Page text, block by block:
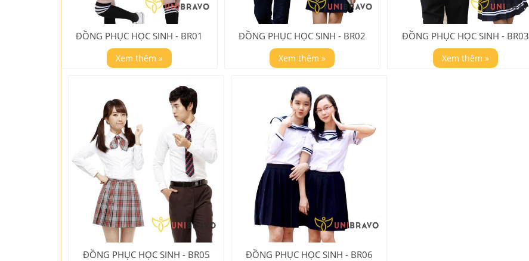
ĐỒNG PHỤC HỌC SINH - BR01
Xem thêm »
ĐỒNG PHỤC HỌC SINH - BR02
Xem thêm »
ĐỒNG PHỤC HỌC SINH - BR03
Xem thêm »
ĐỒNG PHỤC HỌC SINH - BR05 ĐỒNG PHỤC HỌC SINH - BR06